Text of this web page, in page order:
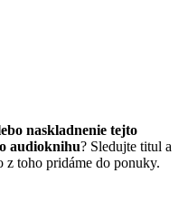
naskladnenie tejto
audioknihu? Sledujte titul a
z toho pridáme do ponuky.